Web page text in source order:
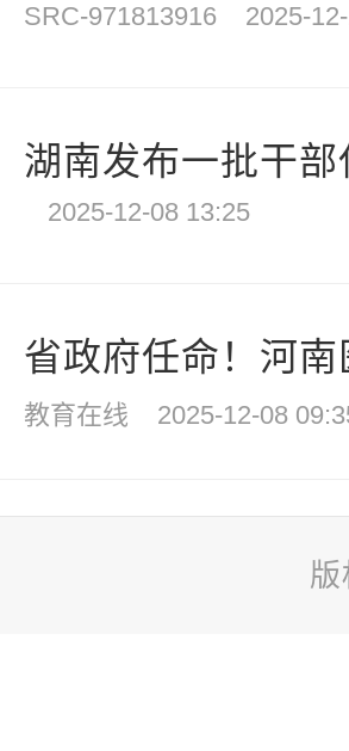
SRC-971813916 2025-
湖南发布一批干
2025-12-08 13:25
省政府任命！河
教育在线 2025-12-08